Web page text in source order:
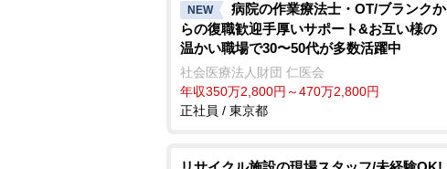
NEW
病院の作業療法士・OT/ブランクか
らの復職歓迎手厚いサポート&お互い様の
温かい職場で30〜50代が多数活躍中
社会医療法人財団 仁医会
年収350万2,800円～470万2,800円
正社員 / 東京都